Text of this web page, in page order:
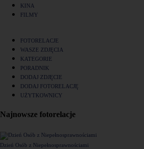
KINA
FILMY
FOTORELACJE
WASZE ZDJĘCIA
KATEGORIE
PORADNIK
DODAJ ZDJĘCIE
DODAJ FOTORELACJĘ
UŻYTKOWNICY
Najnowsze fotorelacje
Dzień Osób z Niepełnosprawnościami